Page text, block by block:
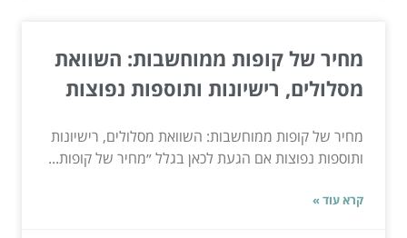
מחיר של קופות ממוחשבות: השוואת
מסלולים, רישיונות ותוספות נפוצות
מחיר של קופות ממוחשבות: השוואת מסלולים, רישיונות
ותוספות נפוצות אם הגעת לכאן בגלל ״מחיר של קופות...
קרא עוד »